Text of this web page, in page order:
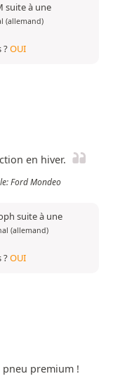
suite à une
(allemand)
?OUI
en hiver.
Ford Mondeo
suite à une
(allemand)
?OUI
premium !